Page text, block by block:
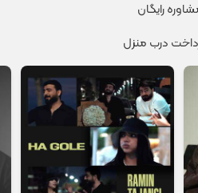
رایگان
درب منزل